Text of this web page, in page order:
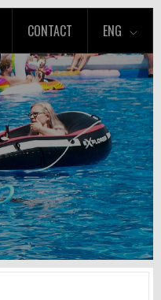
CONTACT ENG